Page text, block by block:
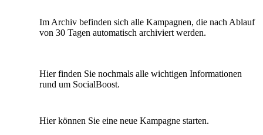
Im Archiv befinden sich alle Kampagnen, die nach Ablauf
von 30 Tagen automatisch archiviert werden.
Hier finden Sie nochmals alle wichtigen Informationen
rund um SocialBoost.
Hier können Sie eine neue Kampagne starten.